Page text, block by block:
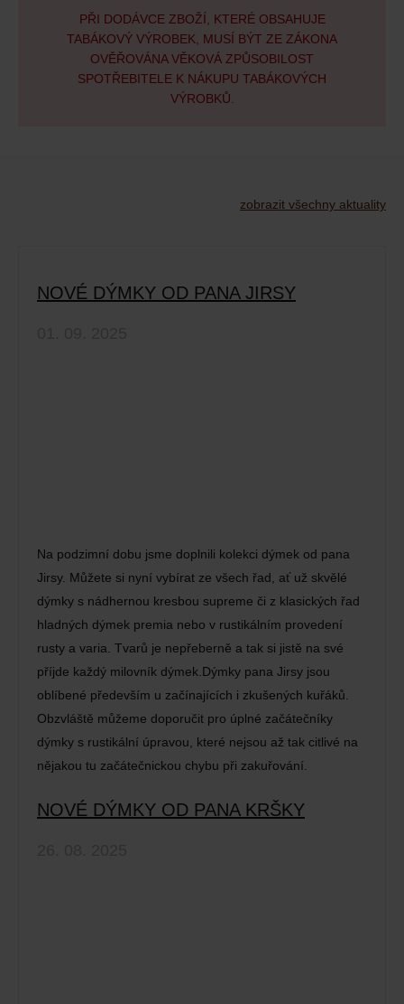
PŘI DODÁVCE ZBOŽÍ, KTERÉ OBSAHUJE
TABÁKOVÝ VÝROBEK, MUSÍ BÝT ZE ZÁKONA
OVĚŘOVÁNA VĚKOVÁ ZPŮSOBILOST
SPOTŘEBITELE K NÁKUPU TABÁKOVÝCH
VÝROBKŮ.
zobrazit všechny aktuality
NOVÉ DÝMKY OD PANA JIRSY
Na podzimní dobu jsme doplnili kolekci dýmek od pana
Jirsy. Můžete si nyní vybírat ze všech řad, ať už skvělé
dýmky s nádhernou kresbou supreme či z klasických řad
hladných dýmek premia nebo v rustikálním provedení
rusty a varia. Tvarů je nepřeberně a tak si jistě na své
příjde každý milovník dýmek.Dýmky pana Jirsy jsou
oblíbené především u začínajících i zkušených kuřáků.
Obzvláště můžeme doporučit pro úplné začátečníky
dýmky s rustikální úpravou, které nejsou až tak citlivé na
nějakou tu začátečnickou chybu při zakuřování.
NOVÉ DÝMKY OD PANA KRŠKY